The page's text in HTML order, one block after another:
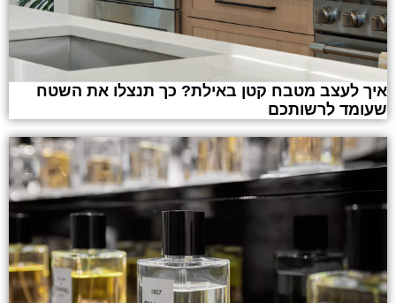
איך לעצב מטבח קטן באילת? כך תנצלו את השטח
שעומד לרשותכם